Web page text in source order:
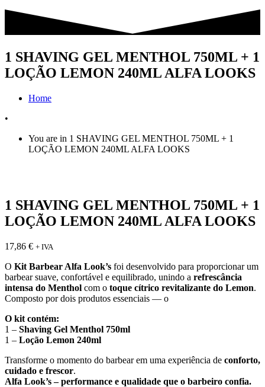
1 SHAVING GEL MENTHOL 750ML + 1
LOÇÃO LEMON 240ML ALFA LOOKS
Home
•
You are in 1 SHAVING GEL MENTHOL 750ML + 1
LOÇÃO LEMON 240ML ALFA LOOKS
1 SHAVING GEL MENTHOL 750ML + 1
LOÇÃO LEMON 240ML ALFA LOOKS
17,86 € + IVA
O Kit Barbear Alfa Look’s foi desenvolvido para proporcionar um
barbear suave, confortável e equilibrado, unindo a refrescância
intensa do Menthol com o toque cítrico revitalizante do Lemon.
Composto por dois produtos essenciais — o
O kit contém:
1 – Shaving Gel Menthol 750ml
1 – Loção Lemon 240ml
Transforme o momento do barbear em uma experiência de conforto,
cuidado e frescor.
Alfa Look’s – performance e qualidade que o barbeiro confia.